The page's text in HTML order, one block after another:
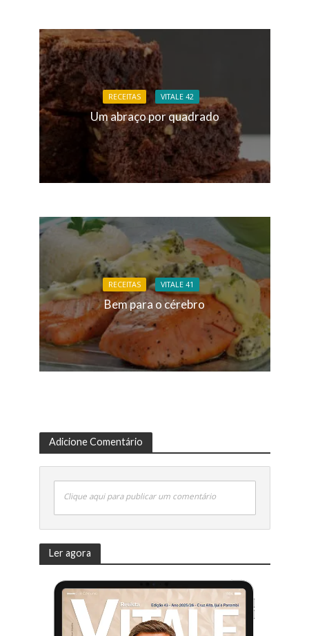
RECEITAS VITALE 42
Um abraço por quadrado
RECEITAS VITALE 41
Bem para o cérebro
Adicione Comentário
Clique aqui para publicar um comentário
Ler agora